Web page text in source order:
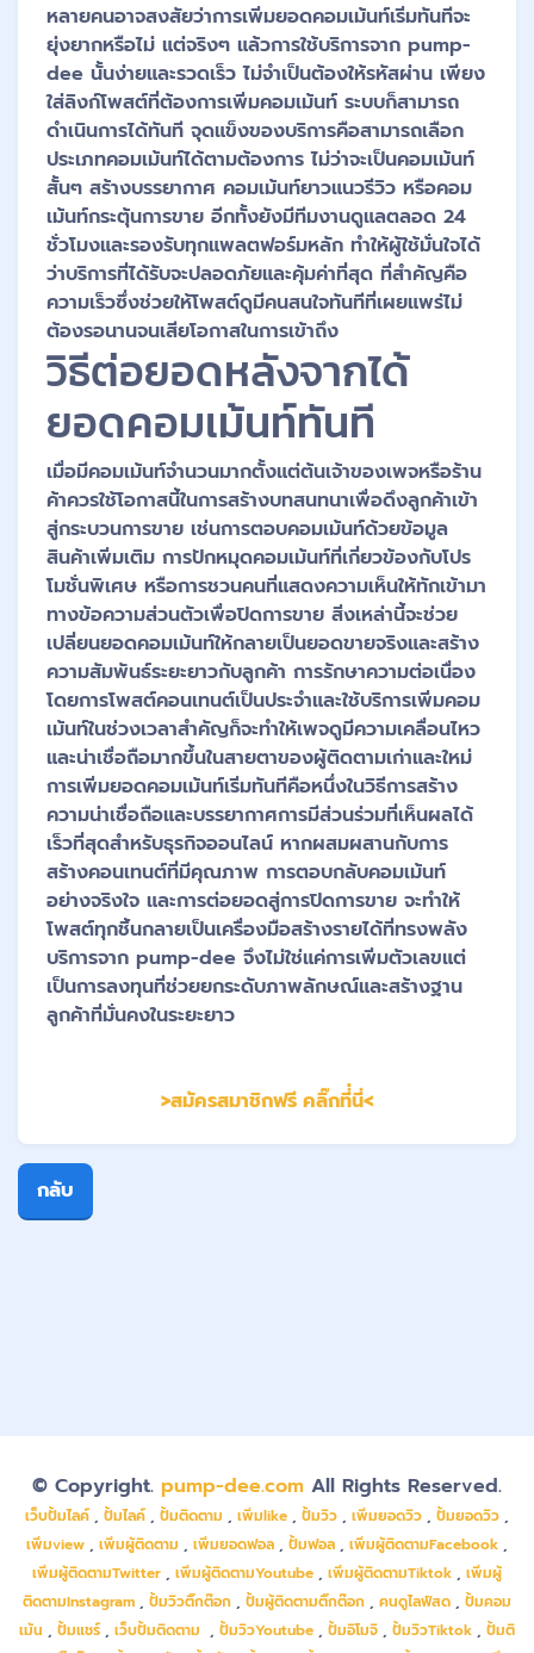
หลายคนอาจสงสัยว่าการเพิ่มยอดคอมเม้นท์เริ่มทันทีจะ
ยุ่งยากหรือไม่ แต่จริงๆ แล้วการใช้บริการจาก pump-
dee นั้นง่ายและรวดเร็ว ไม่จำเป็นต้องให้รหัสผ่าน เพียง
ใส่ลิงก์โพสต์ที่ต้องการเพิ่มคอมเม้นท์ ระบบก็สามารถ
ดำเนินการได้ทันที จุดแข็งของบริการคือสามารถเลือก
ประเภทคอมเม้นท์ได้ตามต้องการ ไม่ว่าจะเป็นคอมเม้นท์
สั้นๆ สร้างบรรยากาศ คอมเม้นท์ยาวแนวรีวิว หรือคอม
เม้นท์กระตุ้นการขาย อีกทั้งยังมีทีมงานดูแลตลอด 24
ชั่วโมงและรองรับทุกแพลตฟอร์มหลัก ทำให้ผู้ใช้มั่นใจได้
ว่าบริการที่ได้รับจะปลอดภัยและคุ้มค่าที่สุด ที่สำคัญคือ
ความเร็วซึ่งช่วยให้โพสต์ดูมีคนสนใจทันทีที่เผยแพร่ไม่
ต้องรอนานจนเสียโอกาสในการเข้าถึง
วิธีต่อยอดหลังจากได้
ยอดคอมเม้นท์ทันที
เมื่อมีคอมเม้นท์จำนวนมากตั้งแต่ต้นเจ้าของเพจหรือร้าน
ค้าควรใช้โอกาสนี้ในการสร้างบทสนทนาเพื่อดึงลูกค้าเข้า
สู่กระบวนการขาย เช่นการตอบคอมเม้นท์ด้วยข้อมูล
สินค้าเพิ่มเติม การปักหมุดคอมเม้นท์ที่เกี่ยวข้องกับโปร
โมชั่นพิเศษ หรือการชวนคนที่แสดงความเห็นให้ทักเข้ามา
ทางข้อความส่วนตัวเพื่อปิดการขาย สิ่งเหล่านี้จะช่วย
เปลี่ยนยอดคอมเม้นท์ให้กลายเป็นยอดขายจริงและสร้าง
ความสัมพันธ์ระยะยาวกับลูกค้า การรักษาความต่อเนื่อง
โดยการโพสต์คอนเทนต์เป็นประจำและใช้บริการเพิ่มคอม
เม้นท์ในช่วงเวลาสำคัญก็จะทำให้เพจดูมีความเคลื่อนไหว
และน่าเชื่อถือมากขึ้นในสายตาของผู้ติดตามเก่าและใหม่
การเพิ่มยอดคอมเม้นท์เริ่มทันทีคือหนึ่งในวิธีการสร้าง
ความน่าเชื่อถือและบรรยากาศการมีส่วนร่วมที่เห็นผลได้
เร็วที่สุดสำหรับธุรกิจออนไลน์ หากผสมผสานกับการ
สร้างคอนเทนต์ที่มีคุณภาพ การตอบกลับคอมเม้นท์
อย่างจริงใจ และการต่อยอดสู่การปิดการขาย จะทำให้
โพสต์ทุกชิ้นกลายเป็นเครื่องมือสร้างรายได้ที่ทรงพลัง
บริการจาก pump-dee จึงไม่ใช่แค่การเพิ่มตัวเลขแต่
เป็นการลงทุนที่ช่วยยกระดับภาพลักษณ์และสร้างฐาน
ลูกค้าที่มั่นคงในระยะยาว
>สมัครสมาชิกฟรี คลิ๊กที่่นี่<
กลับ
© Copyright. pump-dee.com All Rights Reserved.
เว็บปั้มไลค์ , ปั้มไลค์ , ปั้มติดตาม , เพิ่มlike , ปั้มวิว , เพิ่มยอดวิว , ปั้มยอดวิว ,
เพิ่มview , เพิ่มผู้ติดตาม , เพิ่มยอดฟอล , ปั้มฟอล , เพิ่มผู้ติดตามFacebook ,
เพิ่มผู้ติดตามTwitter , เพิ่มผู้ติดตามYoutube , เพิ่มผู้ติดตามTiktok , เพิ่มผู้
ติดตามInstagram , ปั้มวิวติ๊กต๊อก , ปั้มผู้ติดตามติ๊กต๊อก , คนดูไลฟ์สด , ปั้มคอม
เม้น , ปั้มแชร์ , เว็บปั้มติดตาม , ปั้มวิวYoutube , ปั้มอิโมจิ , ปั้มวิวTiktok , ปั้มติ